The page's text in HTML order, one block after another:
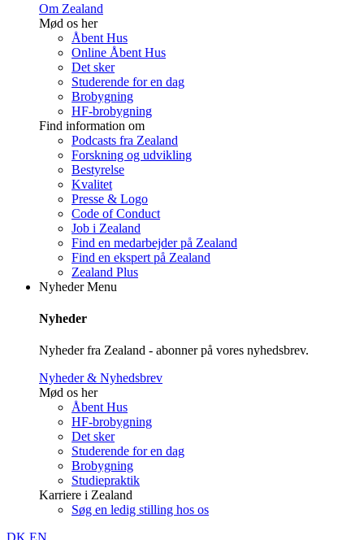
Om Zealand
Mød os her
Åbent Hus
Online Åbent Hus
Det sker
Studerende for en dag
Brobygning
HF-brobygning
Find information om
Podcasts fra Zealand
Forskning og udvikling
Bestyrelse
Kvalitet
Presse & Logo
Code of Conduct
Job i Zealand
Find en medarbejder på Zealand
Find en ekspert på Zealand
Zealand Plus
Nyheder Menu
Nyheder
Nyheder fra Zealand - abonner på vores nyhedsbrev.
Nyheder & Nyhedsbrev
Mød os her
Åbent Hus
HF-brobygning
Det sker
Studerende for en dag
Brobygning
Studiepraktik
Karriere i Zealand
Søg en ledig stilling hos os